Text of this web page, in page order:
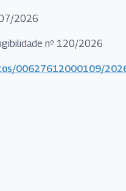
2026
nº 120/2026
00627612000109/